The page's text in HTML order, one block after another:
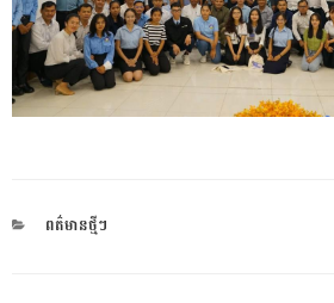
CATEGORIES
ពត៌មានថ្មីៗ